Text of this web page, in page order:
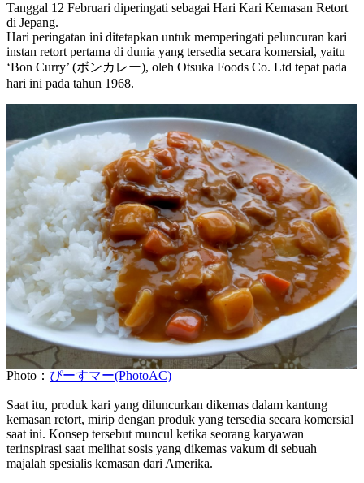
Tanggal 12 Februari diperingati sebagai Hari Kari Kemasan Retort
di Jepang.
Hari peringatan ini ditetapkan untuk memperingati peluncuran kari
instan retort pertama di dunia yang tersedia secara komersial, yaitu
‘Bon Curry’ (ボンカレー), oleh Otsuka Foods Co. Ltd tepat pada
hari ini pada tahun 1968.
Photo： ぴーすマー(PhotoAC)
Saat itu, produk kari yang diluncurkan dikemas dalam kantung
kemasan retort, mirip dengan produk yang tersedia secara komersial
saat ini. Konsep tersebut muncul ketika seorang karyawan
terinspirasi saat melihat sosis yang dikemas vakum di sebuah
majalah spesialis kemasan dari Amerika.